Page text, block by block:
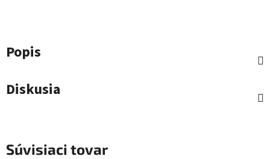
Popis
Diskusia
Súvisiaci tovar